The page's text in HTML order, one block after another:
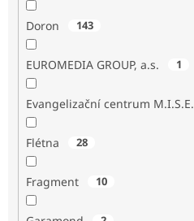
Doron 143
EUROMEDIA GROUP, a.s. 1
Evangelizační centrum M.I.S.E.
Flétna 28
Fragment 10